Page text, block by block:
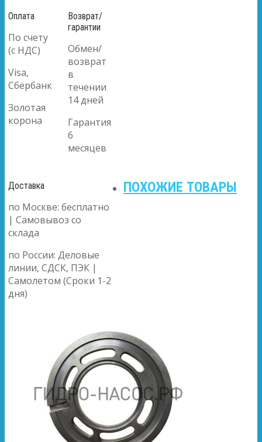
Оплата
По счету
(с НДС)
Visa,
Сбербанк
Золотая
корона
Возврат/
гарантии
Обмен/
возврат
в
течении
14 дней
Гарантия
6
месяцев
Доставка
по Москве: бесплатно
| Самовывоз со
склада
по России: Деловые
линии, СДСК, ПЭК |
Самолетом (Сроки 1-2
дня)
ПОХОЖИЕ ТОВАРЫ